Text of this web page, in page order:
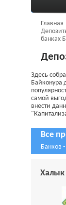
Главная
банках
Здесь
Байконура
самой
внести
Все
Банков